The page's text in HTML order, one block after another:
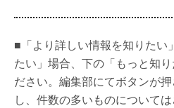
■「より詳しい情報を知りたい
たい」場合、下の「もっと知
ださい。編集部にてボタンが
し、件数の多いものについて